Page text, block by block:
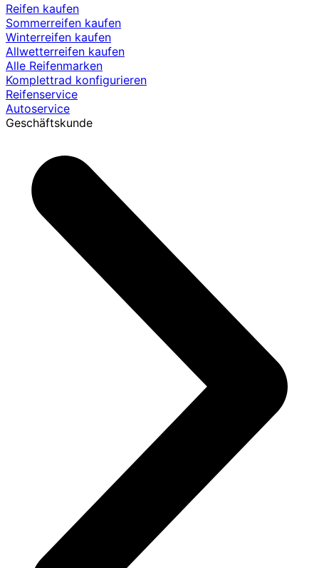
Reifen kaufen
Sommerreifen kaufen
Winterreifen kaufen
Allwetterreifen kaufen
Alle Reifenmarken
Komplettrad konfigurieren
Reifenservice
Autoservice
Geschäftskunde